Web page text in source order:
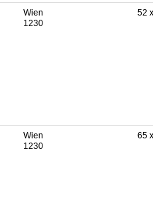
Wien
1230
52 x
Wien
1230
65 x